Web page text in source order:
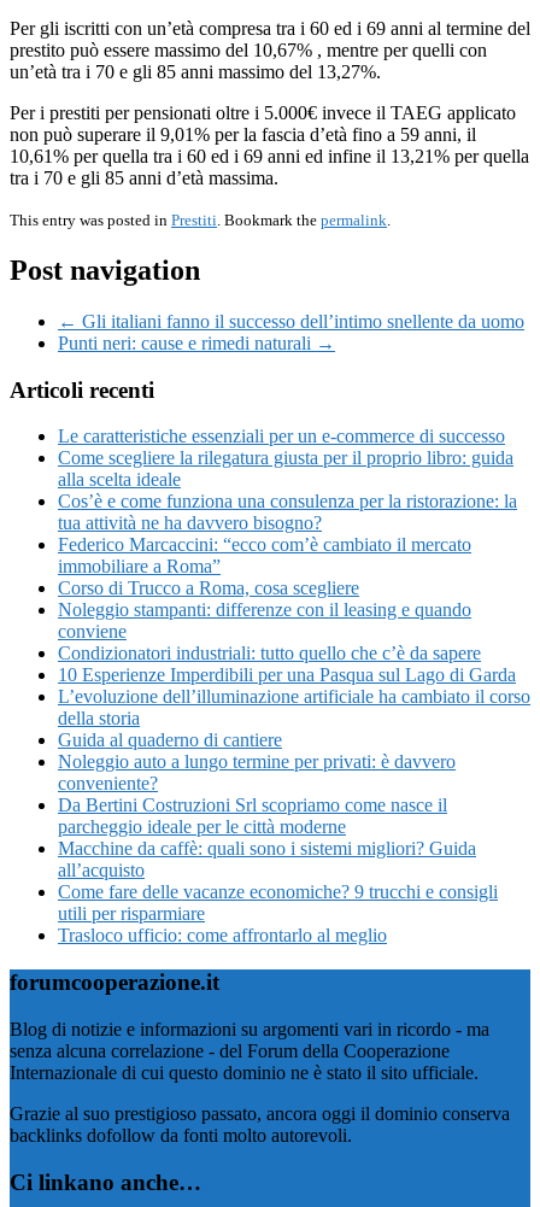
Per gli iscritti con un’età compresa tra i 60 ed i 69 anni al termine del
prestito può essere massimo del 10,67% , mentre per quelli con
un’età tra i 70 e gli 85 anni massimo del 13,27%.
Per i prestiti per pensionati oltre i 5.000€ invece il TAEG applicato
non può superare il 9,01% per la fascia d’età fino a 59 anni, il
10,61% per quella tra i 60 ed i 69 anni ed infine il 13,21% per quella
tra i 70 e gli 85 anni d’età massima.
This entry was posted in Prestiti. Bookmark the permalink.
Post navigation
← Gli italiani fanno il successo dell’intimo snellente da uomo
Punti neri: cause e rimedi naturali →
Articoli recenti
Le caratteristiche essenziali per un e-commerce di successo
Come scegliere la rilegatura giusta per il proprio libro: guida
alla scelta ideale
Cos’è e come funziona una consulenza per la ristorazione: la
tua attività ne ha davvero bisogno?
Federico Marcaccini: “ecco com’è cambiato il mercato
immobiliare a Roma”
Corso di Trucco a Roma, cosa scegliere
Noleggio stampanti: differenze con il leasing e quando
conviene
Condizionatori industriali: tutto quello che c’è da sapere
10 Esperienze Imperdibili per una Pasqua sul Lago di Garda
L’evoluzione dell’illuminazione artificiale ha cambiato il corso
della storia
Guida al quaderno di cantiere
Noleggio auto a lungo termine per privati: è davvero
conveniente?
Da Bertini Costruzioni Srl scopriamo come nasce il
parcheggio ideale per le città moderne
Macchine da caffè: quali sono i sistemi migliori? Guida
all’acquisto
Come fare delle vacanze economiche? 9 trucchi e consigli
utili per risparmiare
Trasloco ufficio: come affrontarlo al meglio
forumcooperazione.it
Blog di notizie e informazioni su argomenti vari in ricordo - ma
senza alcuna correlazione - del Forum della Cooperazione
Internazionale di cui questo dominio ne è stato il sito ufficiale.
Grazie al suo prestigioso passato, ancora oggi il dominio conserva
backlinks dofollow da fonti molto autorevoli.
Ci linkano anche…